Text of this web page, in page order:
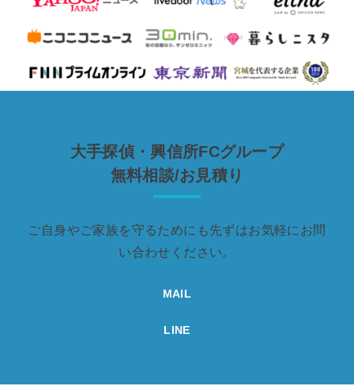
大手探偵・興信所FCグループ
無料相談/お見積り
ご自身やご家族を守るためにも先ずはお気軽にお問
い合わせください。
MAIL
LINE